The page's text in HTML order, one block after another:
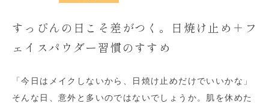
すっぴんの日こそ差がつく。日焼け止め＋フ
ェイスパウダー習慣のすすめ
「今日はメイクしないから、日焼け止めだけでいいかな」
そんな日、意外と多いのではないでしょうか。肌を休めた